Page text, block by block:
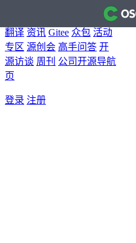
博客
翻译 资讯 Gitee 众包 活动
专区 源创会 高手问答 开
源访谈 周刊 公司开源导航
页
登录 注册